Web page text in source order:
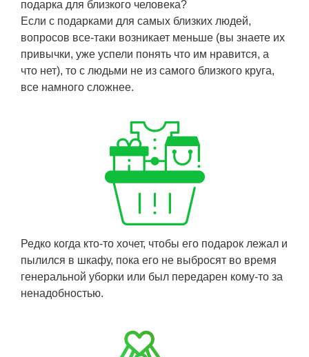
подарка для близкого человека?
Если с подарками для самых близких людей,
вопросов все-таки возникает меньше (вы знаете их
привычки, уже успели понять что им нравится, а
что нет), то с людьми не из самого близкого круга,
все намного сложнее.
Редко когда кто-то хочет, чтобы его подарок лежал и
пылился в шкафу, пока его не выбросят во время
генеральной уборки или был передарен кому-то за
ненадобностью.